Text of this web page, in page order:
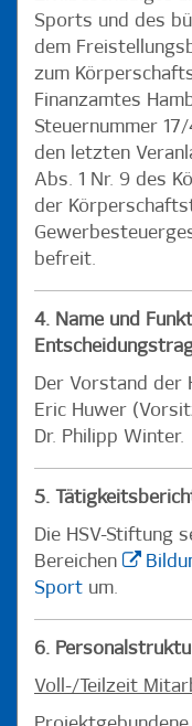
Sports und des
dem
zum
Finanzamtes
Steuernummer
den letzten
Abs. 1 Nr. 9 des
der
befreit.
4. Name und
Der Vorstand der
Eric Huwer
Dr. Philipp Winter.
5.
Die HSV-Stiftung
Bereichen
Sport um.
6.
Voll-/Teilzeit